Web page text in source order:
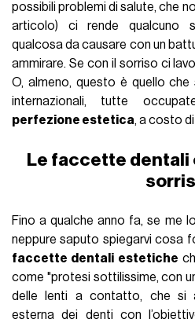
possibili problemi di salute, che
articolo) ci rende qualcuno
qualcosa da causare con un
ammirare. Se con il sorriso ci
O, almeno, questo è quello
internazionali, tutte
perfezione estetica, a costo
Le faccette dentali
Fino a qualche anno fa, se me
neppure saputo spiegarvi cosa
faccette dentali estetiche
come "protesi sottilissime, con
delle lenti a contatto, che si
esterna dei denti con